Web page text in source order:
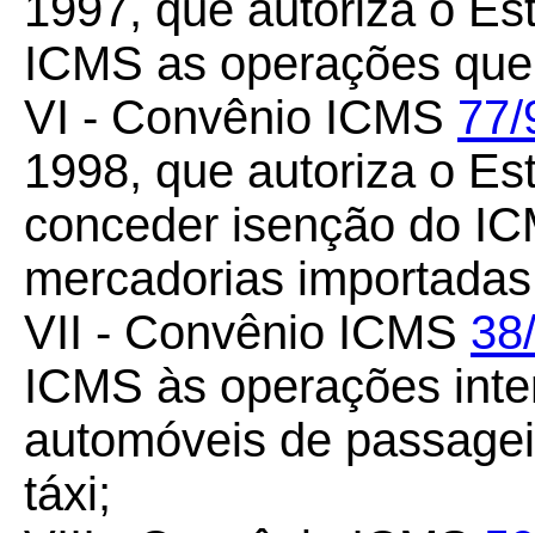
ICMS as operações
VI - Convênio ICMS 77/
1998, que autoriza o
conceder isenção do
mercadorias
VII - Convênio ICMS
ICMS às operações
automóveis de
táxi;